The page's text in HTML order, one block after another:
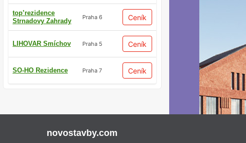
top’rezidence
Strnadovy Zahrady
Praha 6 Ceník
LIHOVAR Smíchov Praha 5 Ceník
SO-HO Rezidence Praha 7 Ceník
novostavby.com